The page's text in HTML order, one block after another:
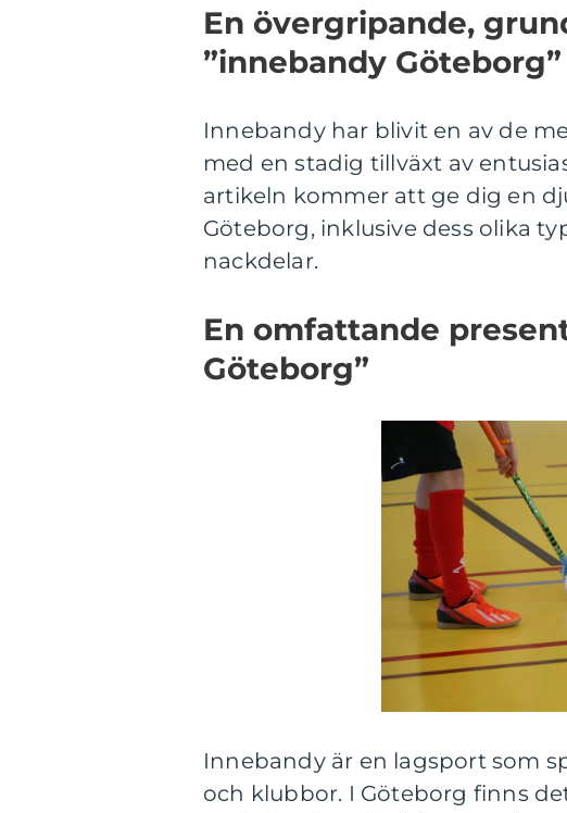
En övergripande,
”innebandy Göteborg”
Innebandy har blivit en av de
med en stadig tillväxt av
artikeln kommer att ge dig en
Göteborg, inklusive dess olika
nackdelar.
En omfattande
Göteborg”
Innebandy är en lagsport som
och klubbor. I Göteborg finns